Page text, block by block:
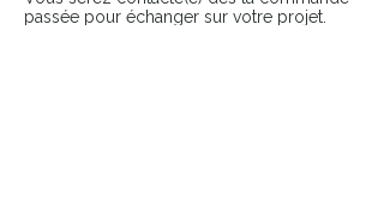
passée pour échanger sur votre projet.